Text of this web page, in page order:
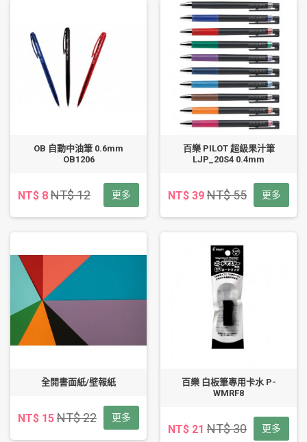
OB 自動中油筆 0.6mm
OB1206
NT$ 8 NT$ 12 更多
百樂 PILOT 超級果汁筆
LJP_20S4 0.4mm
NT$ 39 NT$ 55 更多
全開書面紙/壁報紙
NT$ 15 NT$ 22 更多
百樂 白板筆專用卡水 P-
WMRF8
NT$ 21 NT$ 30 更多